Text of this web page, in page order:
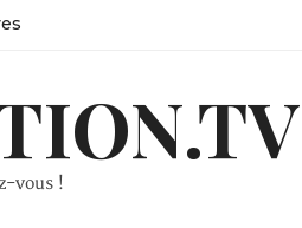
vous !